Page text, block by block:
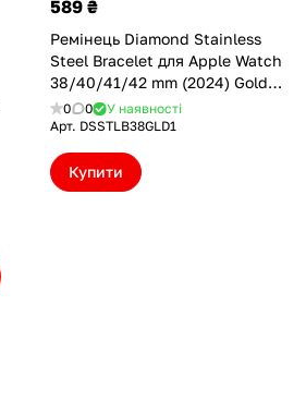
589 ₴
Ремінець Diamond Stainless
Steel Bracelet для Apple Watch
38/40/41/42 mm (2024) Gold
(Type 1) (DSSTLB38GLD1)
0 0
У наявності
Арт. DSSTLB38GLD1
Купити